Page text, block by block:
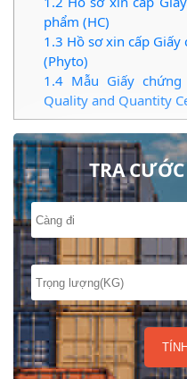
phẩm (HC)
1.3 Hồ sơ xin cấp
(Phyto)
1.4Mẫu Giấy chứng
Quality and Quantity
TRA